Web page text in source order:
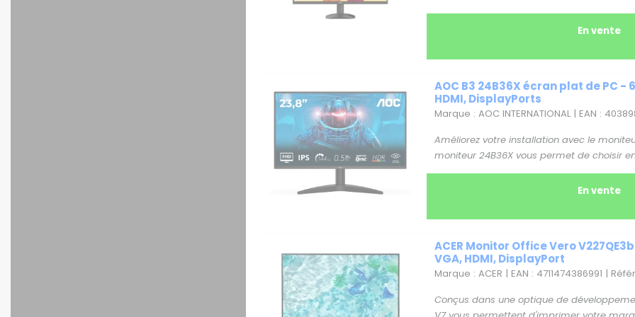
En vente
AOC B3 24B36X écran plat de PC -
HDMI, DisplayPorts
Marque : AOC INTERNATIONAL | EAN :
Améliorez votre installation avec le
moniteur 24B36X vous permet de choisir
En vente
ACER Monitor Office Vero
VGA, HDMI, DisplayPort
Marque : ACER | EAN : 4711474386991 |
Conçus dans une optique de